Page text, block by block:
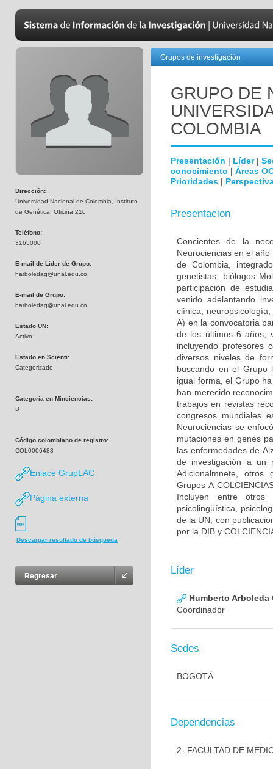
Dirección:
Universidad Nacional de Colombia, Instituto
de Genética, Oficina 210
Teléfono:
3165000
E-mail de Líder de Grupo:
harboledag@unal.edu.co
E-mail de Grupo:
harboledag@unal.edu.co
Estado UN:
Activo
Estado en Scienti:
Categorizado
Categoría en Minciencias:
B
Código colombiano de registro:
COL0006483
Enlace GrupLAC
Página externa
Descargar resultado de búsqueda
Regresar
Grupos de investigación
GRUPO DE
COLOMBIA
Presentación | Líder|
conocimiento | Áreas
Prioridades |
Presentacion
Concientes de la
Neurociencias en el
de Colombia,
genetistas, biólogos
participación de
venido adelantando
clínica,
A) en la convocatoria
de los últimos 6 años,
incluyendo profesores
diversos niveles de
buscando en el Grupo
igual forma, el Grupo
han merecido
trabajos en revistas
congresos mundiales
Neurociencias se
mutaciones en genes
las enfermedades de
de investigación a un
Adicionalmnete, otros
Grupos A
Incluyen entre otros
psicolingüística,
de la UN, con
por la DIB y
Líder
Humberto Arboleda
Coordinador
Sedes
BOGOTÁ
Dependencias
2- FACULTAD DE